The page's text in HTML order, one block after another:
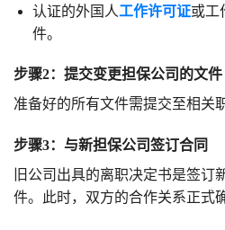
认证的外国人工作许可证或工
件。
步骤2：提交变更担保公司的文件
准备好的所有文件需提交至相关
步骤3：与新担保公司签订合同
旧公司出具的离职决定书是签订
件。此时，双方的合作关系正式